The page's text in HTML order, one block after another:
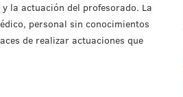
la actuación del profesorado. La
personal sin conocimientos
de realizar actuaciones que